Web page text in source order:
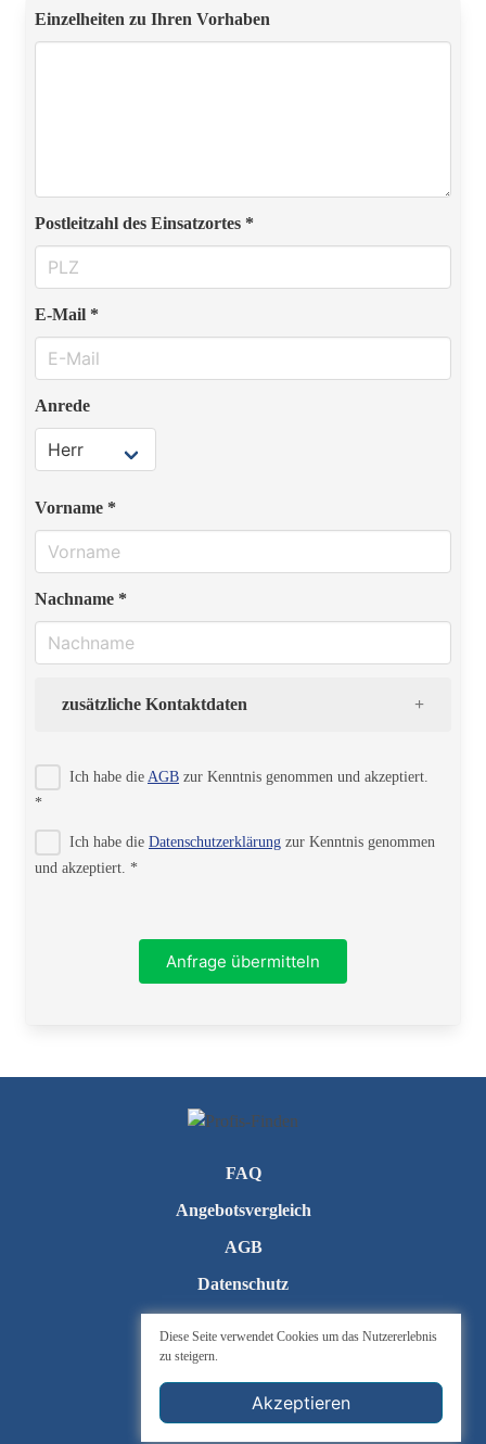
Einzelheiten zu Ihren Vorhaben
Postleitzahl des Einsatzortes *
E-Mail *
Anrede
Vorname *
Nachname *
zusätzliche Kontaktdaten
Ich habe die AGB zur Kenntnis genommen und akzeptiert.
*
Ich habe die Datenschutzerklärung zur Kenntnis genommen
und akzeptiert. *
Anfrage übermitteln
FAQ
Angebotsvergleich
AGB
Datenschutz
Impressum
Cookie-Einstellungen
Diese Seite verwendet Cookies um das Nutzererlebnis
zu steigern.
Akzeptieren